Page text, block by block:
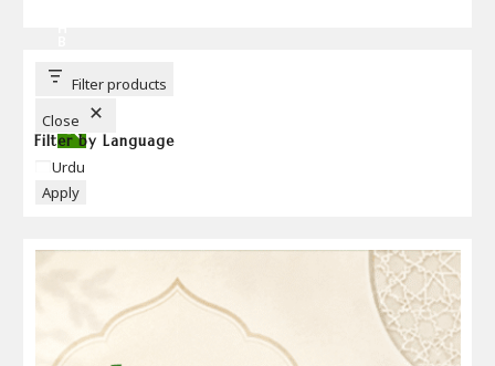
T
T
Filter products
Close
Filter by Language
Language
Urdu
Apply